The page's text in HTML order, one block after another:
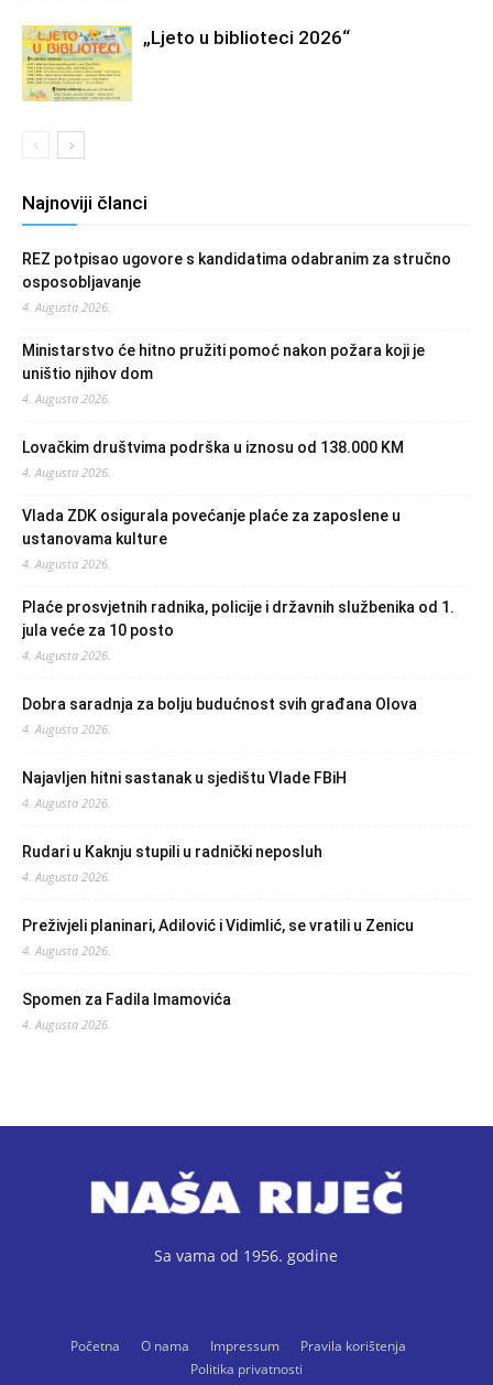
„Ljeto u biblioteci 2026“
Najnoviji članci
REZ potpisao ugovore s kandidatima odabranim za stručno
osposobljavanje
4. Augusta 2026.
Ministarstvo će hitno pružiti pomoć nakon požara koji je
uništio njihov dom
4. Augusta 2026.
Lovačkim društvima podrška u iznosu od 138.000 KM
4. Augusta 2026.
Vlada ZDK osigurala povećanje plaće za zaposlene u
ustanovama kulture
4. Augusta 2026.
Plaće prosvjetnih radnika, policije i državnih službenika od 1.
jula veće za 10 posto
4. Augusta 2026.
Dobra saradnja za bolju budućnost svih građana Olova
4. Augusta 2026.
Najavljen hitni sastanak u sjedištu Vlade FBiH
4. Augusta 2026.
Rudari u Kaknju stupili u radnički neposluh
4. Augusta 2026.
Preživjeli planinari, Adilović i Vidimlić, se vratili u Zenicu
4. Augusta 2026.
Spomen za Fadila Imamovića
4. Augusta 2026.
Sa vama od 1956. godine
Početna O nama Impressum
Pravila korištenja
Politika privatnosti